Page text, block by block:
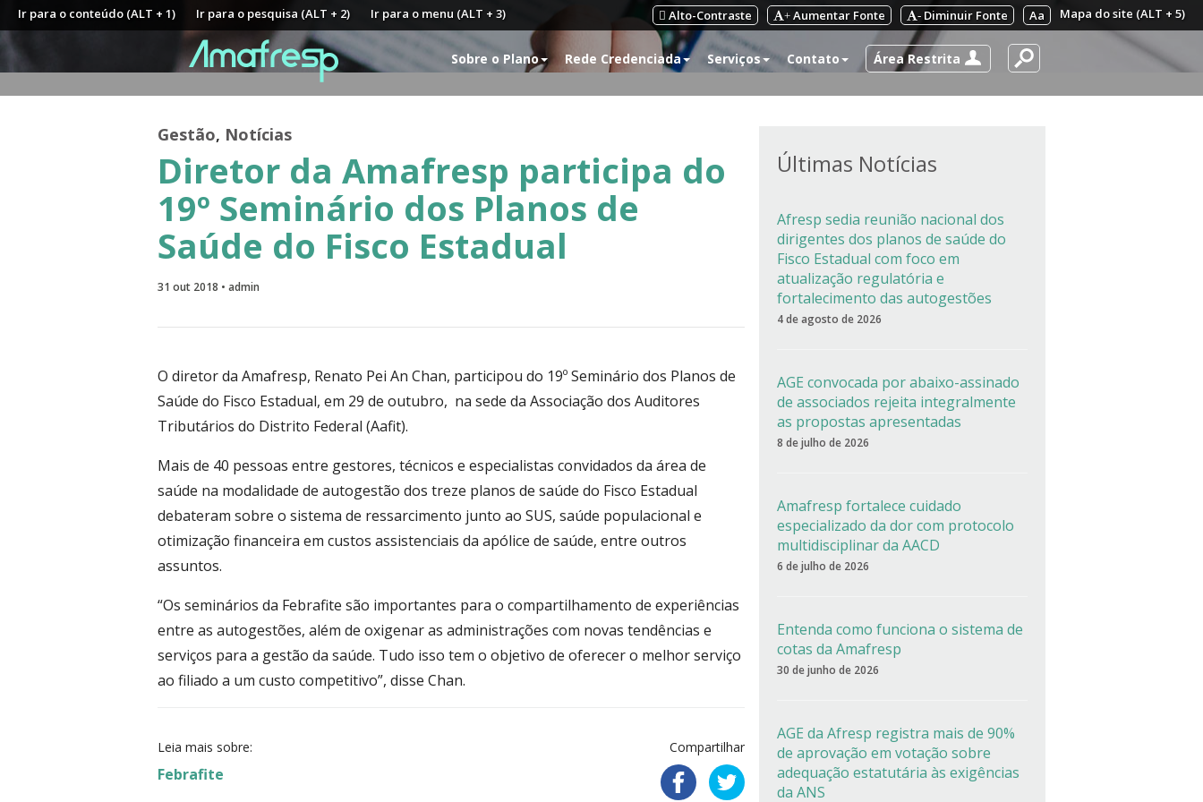
Ir para o conteúdo (ALT + 1) Ir para o pesquisa (ALT + 2) Ir para o menu (ALT + 3) Mapa do site (ALT + 5)
Aa
- Diminuir Fonte
+ Aumentar Fonte
Alto-Contraste
Sobre o Plano Rede Credenciada Serviços Contato Área Restrita
Gestão, Notícias
Diretor da Amafresp participa do
19º Seminário dos Planos de
Saúde do Fisco Estadual
31 out 2018 • admin
O diretor da Amafresp, Renato Pei An Chan, participou do 19º Seminário dos Planos de
Saúde do Fisco Estadual, em 29 de outubro, na sede da Associação dos Auditores
Tributários do Distrito Federal (Aafit).
Mais de 40 pessoas entre gestores, técnicos e especialistas convidados da área de
saúde na modalidade de autogestão dos treze planos de saúde do Fisco Estadual
debateram sobre o sistema de ressarcimento junto ao SUS, saúde populacional e
otimização financeira em custos assistenciais da apólice de saúde, entre outros
assuntos.
“Os seminários da Febrafite são importantes para o compartilhamento de experiências
entre as autogestões, além de oxigenar as administrações com novas tendências e
serviços para a gestão da saúde. Tudo isso tem o objetivo de oferecer o melhor serviço
ao filiado a um custo competitivo”, disse Chan.
Leia mais sobre:
Febrafite
Compartilhar
Últimas Notícias
Afresp sedia reunião nacional dos
dirigentes dos planos de saúde do
Fisco Estadual com foco em
atualização regulatória e
fortalecimento das autogestões
4 de agosto de 2026
AGE convocada por abaixo-assinado
de associados rejeita integralmente
as propostas apresentadas
8 de julho de 2026
Amafresp fortalece cuidado
especializado da dor com protocolo
multidisciplinar da AACD
6 de julho de 2026
Entenda como funciona o sistema de
cotas da Amafresp
30 de junho de 2026
AGE da Afresp registra mais de 90%
de aprovação em votação sobre
adequação estatutária às exigências
da ANS